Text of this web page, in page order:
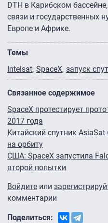
DTH в Карибском
связи и государственных
Европе и Африке.
Темы
Intelsat SpaceX запуск
Связанное содержимое
SpaceX протестирует
2017 года
Китайский спутник
на орбиту
США: SpaceX запустила
второй попытки
Войдите или
комментарии
Поделиться: